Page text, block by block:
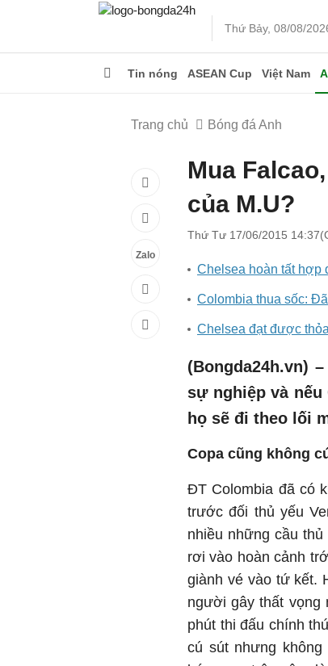
Thứ Bảy, 08/08/
Tin nóng ASEAN Cup Việt Nam
Trang chủ Bóng đá Anh
Zalo
Mua
của M.U?
Thứ Tư 17/06/2015
Chelsea hoàn tất hợp
Colombia thua sốc:
Chelsea đạt được
(Bongda24h.vn)
sự nghiệp và
họ sẽ đi theo lối
Copa cũng không
ĐT Colombia đã có
trước đối thủ yếu
nhiều những cầu
rơi vào hoàn cảnh
giành vé vào tứ kết.
người gây thất vọng
phút thi đấu chính
cú sút nhưng